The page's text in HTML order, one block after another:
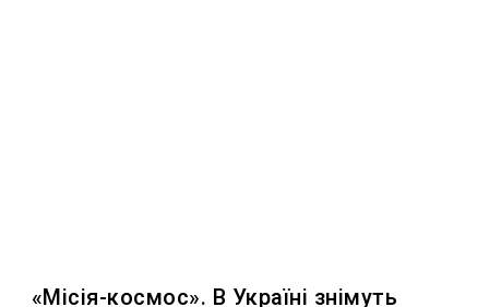
«Місія-космос». В Україні знімуть